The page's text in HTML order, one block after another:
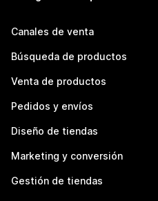
Canales de venta
Búsqueda de productos
Venta de productos
Pedidos y envíos
Diseño de tiendas
Marketing y conversión
Gestión de tiendas